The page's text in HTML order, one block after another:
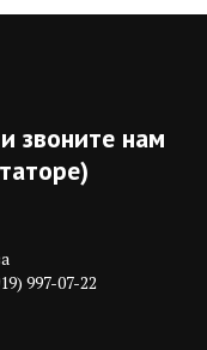
звоните нам
997-07-22